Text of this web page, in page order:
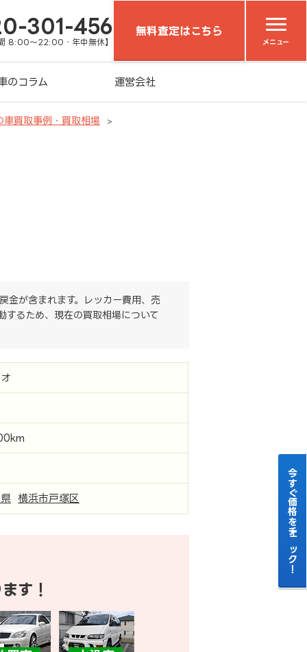
301-456
8:00～22:00・年中無休】
無料査定はこちら
メニュー
のコラム 運営会社
車買取事例・買取相場
金が含まれます。レッカー費用、売
するため、現在の買取相場について
横浜市戸塚区
す！
今すぐ価格をチェック！